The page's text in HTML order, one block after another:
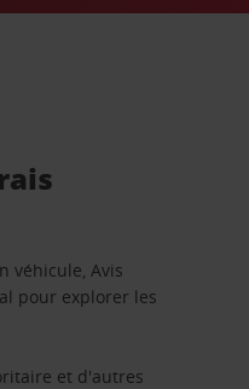
véhicule, Avis
pour explorer les
et d'autres